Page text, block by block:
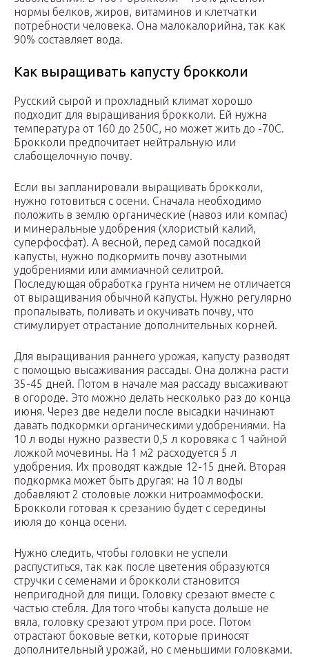
нормы белков, жиров, витаминов и клетчатки
потребности человека. Она малокалорийна, так как
90% составляет вода.
Как выращивать капусту брокколи
Русский сырой и прохладный климат хорошо
подходит для выращивания брокколи. Ей нужна
температура от 160 до 250С, но может жить до -70С.
Брокколи предпочитает нейтральную или
слабощелочную почву.
Если вы запланировали выращивать брокколи,
нужно готовиться с осени. Сначала необходимо
положить в землю органические (навоз или компас)
и минеральные удобрения (хлористый калий,
суперфосфат). А весной, перед самой посадкой
капусты, нужно подкормить почву азотными
удобрениями или аммиачной селитрой.
Последующая обработка грунта ничем не отличается
от выращивания обычной капусты. Нужно регулярно
пропалывать, поливать и окучивать почву, что
стимулирует отрастание дополнительных корней.
Для выращивания раннего урожая, капусту разводят
с помощью высаживания рассады. Она должна расти
35-45 дней. Потом в начале мая рассаду высаживают
в огороде. Это можно делать несколько раз до конца
июня. Через две недели после высадки начинают
давать подкормки органическими удобрениями. На
10 л воды нужно развести 0,5 л коровяка с 1 чайной
ложкой мочевины. На 1 м2 расходуется 5 л
удобрения. Их проводят каждые 12-15 дней. Вторая
подкормка может быть другая: на 10 л воды
добавляют 2 столовые ложки нитроаммофоски.
Брокколи готовая к срезанию будет с середины
июля до конца осени.
Нужно следить, чтобы головки не успели
распуститься, так как после цветения образуются
стручки с семенами и брокколи становится
непригодной для пищи. Головку срезают вместе с
частью стебля. Для того чтобы капуста дольше не
вяла, головку срезают утром при росе. Потом
отрастают боковые ветки, которые приносят
дополнительный урожай, но с меньшими головками.